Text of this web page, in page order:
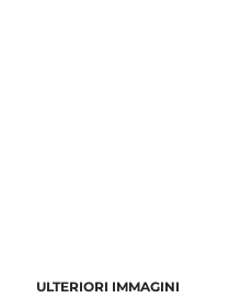
ULTERIORI IMMAGINI